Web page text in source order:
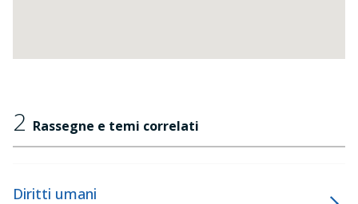
2 Rassegne e temi correlati
Diritti umani